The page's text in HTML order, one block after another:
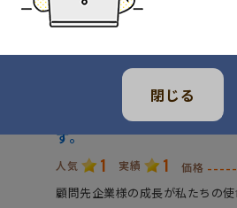
計事務所
税務・会計・財務・その他
す。
人気 1 実績 1 価格 -----
顧問先企業様の成長が私たちの
閉じる